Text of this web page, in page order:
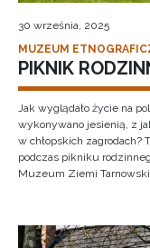
30 września, 2025
MUZEUM
PIKNIK
Jak wyglądało życie na
wykonywano jesienią, z
w chłopskich
podczas pikniku
Muzeum Ziemi